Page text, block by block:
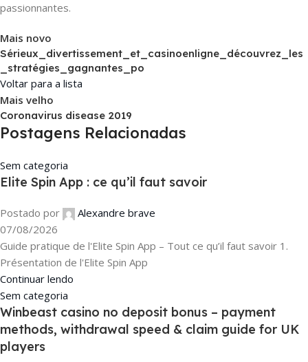
passionnantes.
Mais novo
Sérieux_divertissement_et_casinoenligne_découvrez_les
_stratégies_gagnantes_po
Voltar para a lista
Mais velho
Coronavirus disease 2019
Postagens Relacionadas
Sem categoria
Elite Spin App : ce qu’il faut savoir
Postado por
Alexandre brave
07/08/2026
Guide pratique de l'Elite Spin App – Tout ce qu’il faut savoir 1.
Présentation de l'Elite Spin App
Continuar lendo
Sem categoria
Winbeast casino no deposit bonus – payment
methods, withdrawal speed & claim guide for UK
players